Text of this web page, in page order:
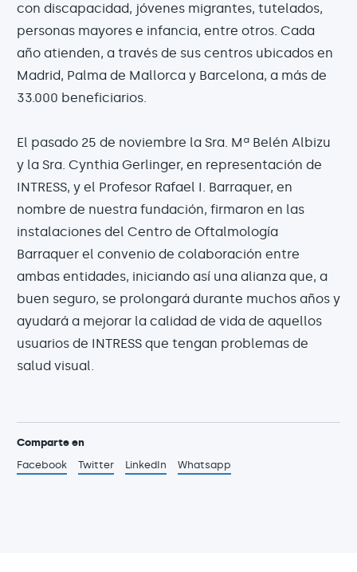
con discapacidad, jóvenes migrantes, tutelados,
personas mayores e infancia, entre otros. Cada
año atienden, a través de sus centros ubicados en
Madrid, Palma de Mallorca y Barcelona, a más de
33.000 beneficiarios.
El pasado 25 de noviembre la Sra. Mª Belén Albizu
y la Sra. Cynthia Gerlinger, en representación de
INTRESS, y el Profesor Rafael I. Barraquer, en
nombre de nuestra fundación, firmaron en las
instalaciones del Centro de Oftalmología
Barraquer el convenio de colaboración entre
ambas entidades, iniciando así una alianza que, a
buen seguro, se prolongará durante muchos años y
ayudará a mejorar la calidad de vida de aquellos
usuarios de INTRESS que tengan problemas de
salud visual.
Comparte en
Facebook
Twitter LinkedIn Whatsapp